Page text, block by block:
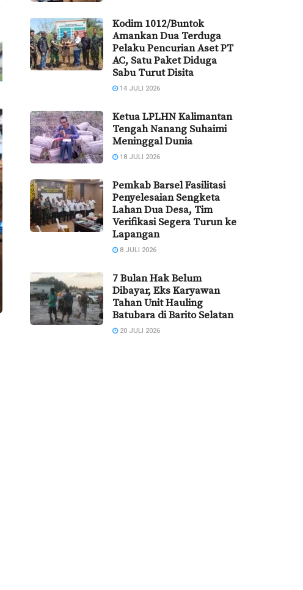
Kodim 1012/Buntok
Amankan Dua Terduga
Pelaku Pencurian Aset PT
AC, Satu Paket Diduga
Sabu Turut Disita
14 JULI 2026
Ketua LPLHN Kalimantan
Tengah Nanang Suhaimi
Meninggal Dunia
18 JULI 2026
Pemkab Barsel Fasilitasi
Penyelesaian Sengketa
Lahan Dua Desa, Tim
Verifikasi Segera Turun ke
Lapangan
8 JULI 2026
7 Bulan Hak Belum
Dibayar, Eks Karyawan
Tahan Unit Hauling
Batubara di Barito Selatan
20 JULI 2026